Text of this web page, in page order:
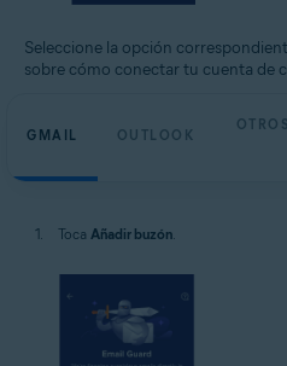
Seleccione la opción
sobre cómo conectar tu cuenta de
GMAIL OUTLOOK
Toca Añadir buzón